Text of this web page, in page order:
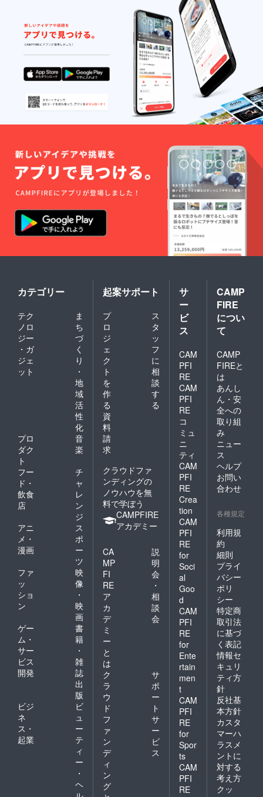
予約は
プロ
ジェク
ト終了
後メー
ルにて
調整さ
せてい
ただき
ます ・
日程：
お客様
とご相
知県安
芸市土
居554-
6 錆と
煤満寿
kotobu
ki店 ・
支援者
様の交
ご負担
クラウ
ドファ
ンディ
ング終
了後、
詳細情
にてご
案内し
ます。
※プロ
ジェク
ト開始
時点で
は営業
許可は
未取得
です
が、簡
易宿泊
所の申
請中と
なりま
業許可
はご宿
泊も可
能とな
りま
す。 ・
有効期
限：令
和8年6
月〜令
和9年6
月（年
末年始
や定休
日を除
く） ■
注意点
・ご利
用日が
限定的
な場合
はご支
援前に
確認を
お願い
す。 ※
プロ
ジェク
サービ
スプラ
ン：料
理教室
を伴う
夕食付
き ・1
支援に
対する
宿泊可
能人
数：1支
援につ
泊可能
【利用
時の予
約方
法】 ご
予約は
プロ
ジェク
ト終了
調整さ
ます ・
日程：
お客様
とご相
談 ・場
所：高
知県安
居554-
6 錆と
煤満寿
kotobu
ki店 ・
支援者
様の交
通費は
各自で
ご負担
くださ
い。 ・
クラウ
ドファ
ンディ
ング終
詳細情
メール
にてご
案内し
ます。
※プロ
ジェク
ト開始
時点で
は営業
許可は
未取得
です
が、簡
易宿泊
所の申
請中と
なりま
す。 営
業許可
取得後
はご宿
泊も可
能とな
時
チェッ
クイン
後、16
時料理
教室ス
タート
18時〜
お食事
をお楽
しみ下
さい。
翌日10
クアウ
トとな
りま
す。) ・
お部屋
の概
要・和
室 ・布
団の
事の
ン：料
理教室
を伴う
夕食付
き ・1
支援に
対する
能人
数：1支
援につ
き8名様
まで宿
泊可能
【利用
時の予
法】 ご
予約は
プロ
ジェク
ト終了
後メー
ルにて
せてい
ます ・
日程：
お客様
とご相
談 ・場
所：高
知県安
芸市土
居554-
6 錆と
煤満寿
kotobu
ki店 ・
支援者
様の交
通費は
各自で
ご負担
くださ
い。 ・
クラウ
ドファ
ンディ
ング終
了後、
詳細情
報を
メール
カテゴリー
テク
ノロ
ジー
・ガ
ジェ
ット
ま
ち
づ
く
り
・
地
域
活
性
化
プロ
ダク
ト
音
楽
フー
ド・
飲食
店
チ
ャ
レ
ン
ジ
アニ
メ・
漫画
ス
ポ
ー
ツ
ファ
ッ
ショ
ン
映
像
・
映
画
ゲー
ム・
サー
ビス
開発
書
籍
・
雑
誌
出
版
ビジ
ネ
ス・
起業
ビ
ュ
ー
テ
ィ
ー
・
ヘ
起案サポート
プ
ロ
ジ
ェ
ク
ト
を
作
る
ス
タ
ッ
フ
に
相
談
す
る
資
料
請
求
クラウドファ
ンディングの
ノウハウを無
料で学ぼう
CAMPFIRE
アカデミー
CA
MP
FI
RE
ア
カ
デ
ミ
ー
と
は
説
明
会
・
相
談
会
ク
ラ
ウ
ド
フ
ァ
ン
デ
ィ
ン
グ
サ
ポ
ー
ト
サ
ー
ビ
ス
サ
ー
ビ
ス
CAM
PFI
RE
CAM
PFI
RE
コ
ミュ
ニ
ティ
CAM
PFI
RE
Crea
tion
CAM
PFI
RE
for
Soci
al
Goo
d
CAM
PFI
RE
for
Ente
rtain
men
t
CAM
PFI
RE
for
Spor
ts
CAM
PFI
RE
CAMP
FIRE
につい
て
CAMP
FIREと
は
あんし
ん・安
全への
取り組
み
ニュー
ス
ヘルプ
お問い
合わせ
各種規定
利用規
約
細則
プライ
バシー
ポリ
シー
特定商
取引法
に基づ
く表記
情報セ
キュリ
ティ方
針
反社基
本方針
カスタ
マーハ
ラスメ
ントに
対する
考え方
クッ